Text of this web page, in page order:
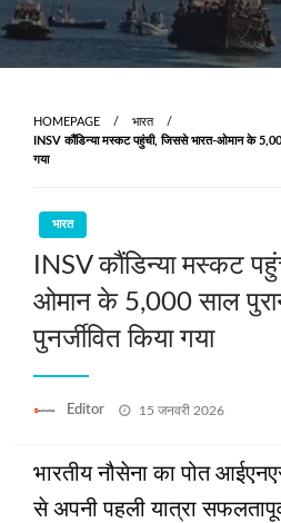
HOMEPAGE
भारत
INSV कौंडिन्या मस्कट पहुंची, जिससे भारत-ओमान के
गया
भारत
INSV कौंडिन्या मस्कट
ओमान के 5,000 साल
पुनर्जीवित किया गया
Editor
Posted
15 जनवरी 2026
भारतीय नौसेना का पोत
से अपनी पहली यात्रा